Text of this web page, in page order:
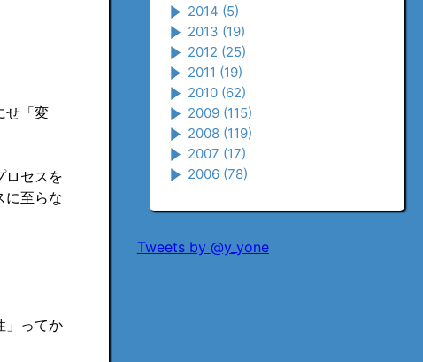
2014 (5)
2013 (19)
2012 (25)
2011 (19)
2010 (62)
2009 (115)
2008 (119)
2007 (17)
2006 (78)
Tweets by @y_yone
せ「変
ロセスを
に至らな
」ってか